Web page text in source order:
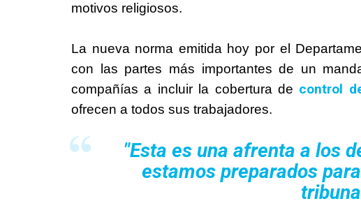
motivos religiosos.
La nueva norma emitida hoy por el
con las partes más importantes de un
compañías a incluir la cobertura de control
ofrecen a todos sus trabajadores.
"Esta es una afrenta a los
estamos preparados